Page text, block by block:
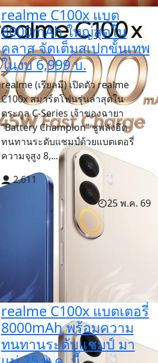
realme C100x แบต
8000mAh ใหญ่สุดใน
คลาส จัดเต็มสเปกขั้นเทพ
ในงบ 6,999 บ.
realme (เรียลมี) เปิดตัว realme
C100x สมาร์ตโฟนรุ่นล่าสุดใน
ตระกูล C-Series เจ้าของฉายา
“Battery Champion” ชูพลังอึด
ทนทานระดับแชมป์ด้วยแบตเตอรี่
ความจุสูง 8,...
2,611
25 พ.ค. 69
realme C100x แบตเตอรี่
8000mAh พร้อมความ
ทนทานระดับแชมป์ มา